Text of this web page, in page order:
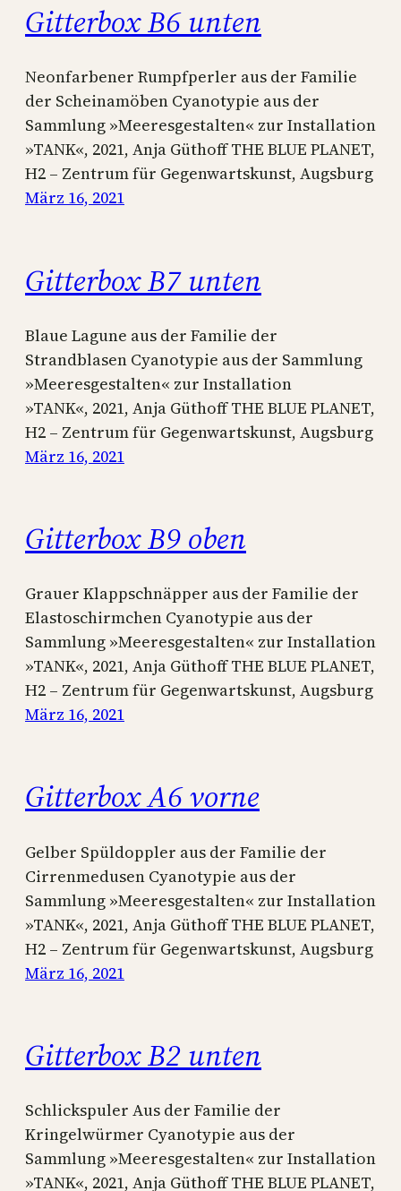
Gitterbox B6 unten
Neonfarbener Rumpfperler aus der Familie
der Scheinamöben Cyanotypie aus der
Sammlung »Meeresgestalten« zur Installation
»TANK«, 2021, Anja Güthoff THE BLUE PLANET,
H2 – Zentrum für Gegenwartskunst, Augsburg
März 16, 2021
Gitterbox B7 unten
Blaue Lagune aus der Familie der
Strandblasen Cyanotypie aus der Sammlung
»Meeresgestalten« zur Installation
»TANK«, 2021, Anja Güthoff THE BLUE PLANET,
H2 – Zentrum für Gegenwartskunst, Augsburg
März 16, 2021
Gitterbox B9 oben
Grauer Klappschnäpper aus der Familie der
Elastoschirmchen Cyanotypie aus der
Sammlung »Meeresgestalten« zur Installation
»TANK«, 2021, Anja Güthoff THE BLUE PLANET,
H2 – Zentrum für Gegenwartskunst, Augsburg
März 16, 2021
Gitterbox A6 vorne
Gelber Spüldoppler aus der Familie der
Cirrenmedusen Cyanotypie aus der
Sammlung »Meeresgestalten« zur Installation
»TANK«, 2021, Anja Güthoff THE BLUE PLANET,
H2 – Zentrum für Gegenwartskunst, Augsburg
März 16, 2021
Gitterbox B2 unten
Schlickspuler Aus der Familie der
Kringelwürmer Cyanotypie aus der
Sammlung »Meeresgestalten« zur Installation
»TANK«, 2021, Anja Güthoff THE BLUE PLANET,